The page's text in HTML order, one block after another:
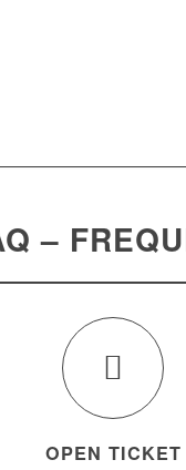
–
OPEN TICKET